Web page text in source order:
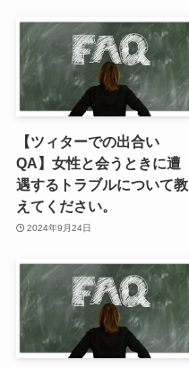
【ツィターでの出合い
QA】女性と会うときに遭
遇するトラブルについて教
えてください。
2024年9月24日